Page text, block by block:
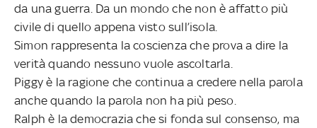
da una guerra. Da un mondo che non è affatto più
civile di quello appena visto sull’isola.
Simon rappresenta la coscienza che prova a dire la
verità quando nessuno vuole ascoltarla.
Piggy è la ragione che continua a credere nella parola
anche quando la parola non ha più peso.
Ralph è la democrazia che si fonda sul consenso, ma